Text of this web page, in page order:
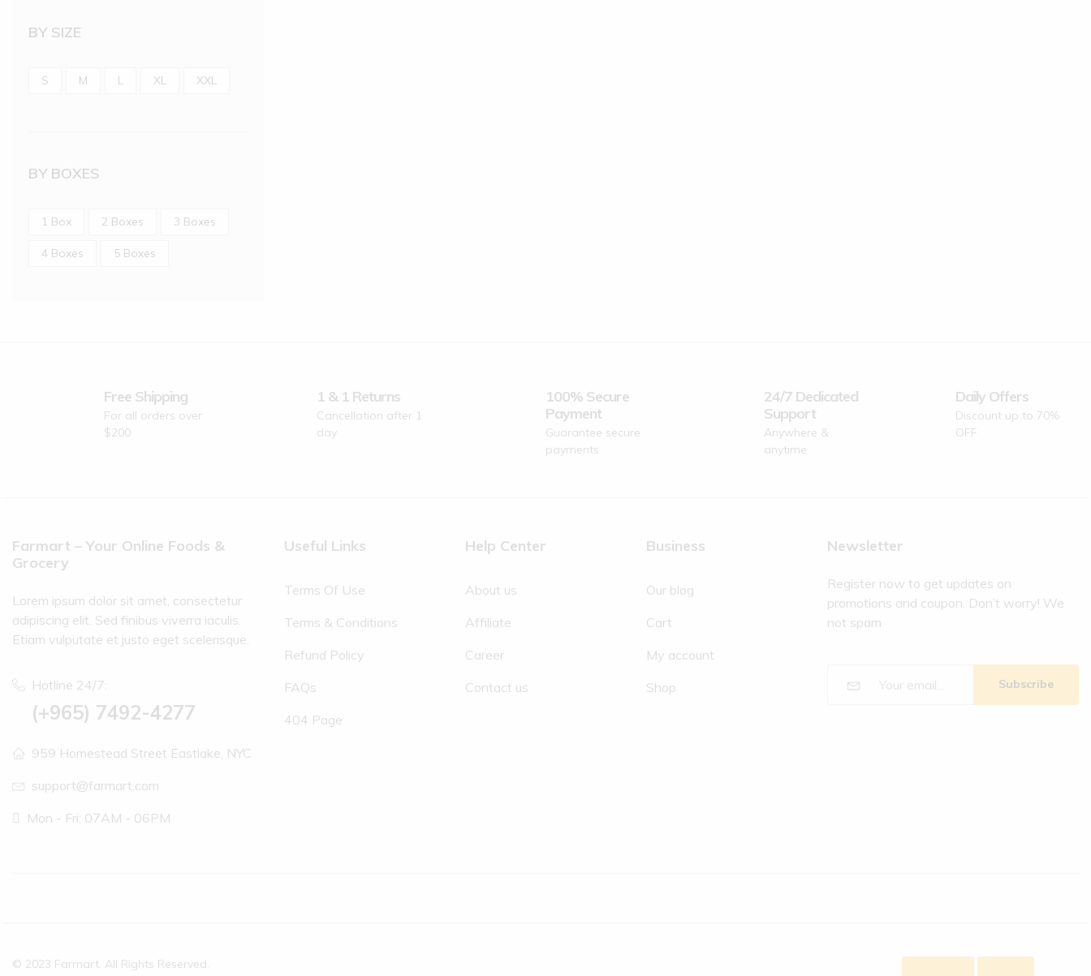
BY SIZE
S M L XL XXL
BY BOXES
1 Box 2 Boxes 3 Boxes
4 Boxes 5 Boxes
Free Shipping
For all orders over
$200
1 & 1 Returns
Cancellation after 1
day
100% Secure
Payment
Guarantee secure
payments
24/7 Dedicated
Support
Anywhere &
anytime
Daily Offers
Discount up to 70%
OFF
Farmart – Your Online Foods &
Grocery
Lorem ipsum dolor sit amet, consectetur
adipiscing elit. Sed finibus viverra iaculis.
Etiam vulputate et justo eget scelerisque.
Hotline 24/7:
(+965) 7492-4277
959 Homestead Street Eastlake, NYC
support@farmart.com
Mon - Fri: 07AM - 06PM
Useful Links
Terms Of Use
Terms & Conditions
Refund Policy
FAQs
404 Page
Help Center
About us
Affiliate
Career
Contact us
Business
Our blog
Cart
My account
Shop
Newsletter
Register now to get updates on
promotions and coupon. Don’t worry! We
not spam
Subscribe
© 2023 Farmart. All Rights Reserved.